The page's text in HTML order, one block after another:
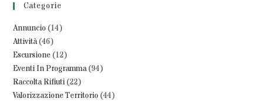
Categorie
Annuncio (14)
Attività(46)
Escursione (12)
Eventi In Programma(94)
Raccolta Rifiuti(22)
Valorizzazione Territorio (44)